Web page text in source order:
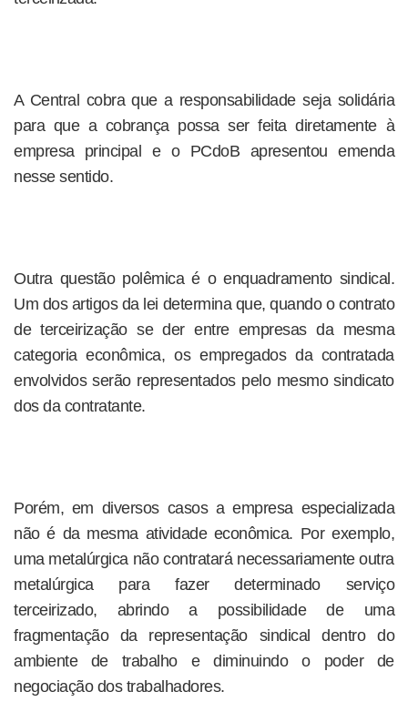
A Central cobra que a responsabilidade seja solidária
para que a cobrança possa ser feita diretamente à
empresa principal e o PCdoB apresentou emenda
nesse sentido.
Outra questão polêmica é o enquadramento sindical.
Um dos artigos da lei determina que, quando o contrato
de terceirização se der entre empresas da mesma
categoria econômica, os empregados da contratada
envolvidos serão representados pelo mesmo sindicato
dos da contratante.
Porém, em diversos casos a empresa especializada
não é da mesma atividade econômica. Por exemplo,
uma metalúrgica não contratará necessariamente outra
metalúrgica para fazer determinado serviço
terceirizado, abrindo a possibilidade de uma
fragmentação da representação sindical dentro do
ambiente de trabalho e diminuindo o poder de
negociação dos trabalhadores.